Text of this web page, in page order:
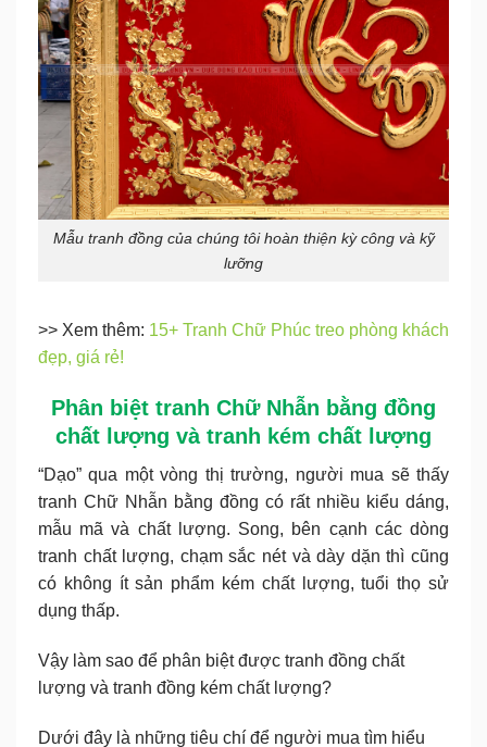
Mẫu tranh đồng của chúng tôi hoàn thiện kỳ công và kỹ
lưỡng
>> Xem thêm: 15+ Tranh Chữ Phúc treo phòng khách
đẹp, giá rẻ!
Phân biệt tranh Chữ Nhẫn bằng đồng
chất lượng và tranh kém chất lượng
“Dạo” qua một vòng thị trường, người mua sẽ thấy
tranh Chữ Nhẫn bằng đồng có rất nhiều kiểu dáng,
mẫu mã và chất lượng. Song, bên cạnh các dòng
tranh chất lượng, chạm sắc nét và dày dặn thì cũng
có không ít sản phẩm kém chất lượng, tuổi thọ sử
dụng thấp.
Vậy làm sao để phân biệt được tranh đồng chất
lượng và tranh đồng kém chất lượng?
Dưới đây là những tiêu chí để người mua tìm hiểu